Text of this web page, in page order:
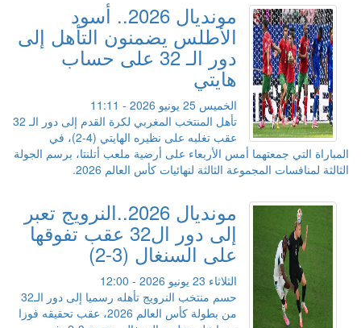
مونديال 2026.. أسود
الأطلس يضمنون التأهل إلى
دور الـ 32 على حساب
هايتي
الخميس 25 يونيو 2026 - 11:11
تأهل المنتخب المغربي لكرة القدم إلى دور الـ 32
عقب تغلبه على نظيره الهايتي (4-2)، في
المباراة التي جمعتهما أمس الأربعاء على أرضية ملعب أتلنتا، برسم الجولة
الثالثة لمنافسات المجموعة الثالثة لنهائيات كأس العالم 2026.
مونديال 2026..النرويج تعبر
إلى دور ال32 عقب تفوقها
على السنغال (3-2)
الثلاثاء 23 يونيو 2026 - 12:00
حسم منتخب النرويج تأهله رسميا إلى دور الـ32
من بطولة كأس العالم 2026، عقب تحقيقه فوزا